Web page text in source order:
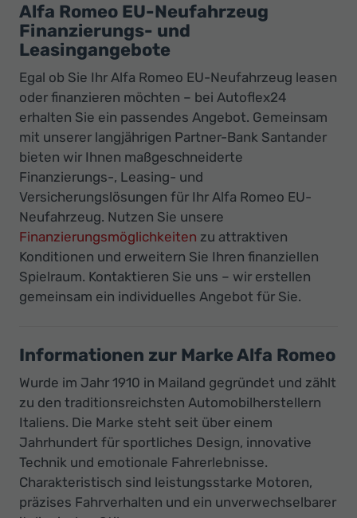
Alfa Romeo EU-Neufahrzeug
Finanzierungs- und
Leasingangebote
Egal ob Sie Ihr Alfa Romeo EU-Neufahrzeug leasen
oder finanzieren möchten – bei Autoflex24
erhalten Sie ein passendes Angebot. Gemeinsam
mit unserer langjährigen Partner-Bank Santander
bieten wir Ihnen maßgeschneiderte
Finanzierungs-, Leasing- und
Versicherungslösungen für Ihr Alfa Romeo EU-
Neufahrzeug. Nutzen Sie unsere
Finanzierungsmöglichkeiten zu attraktiven
Konditionen und erweitern Sie Ihren finanziellen
Spielraum. Kontaktieren Sie uns – wir erstellen
gemeinsam ein individuelles Angebot für Sie.
Informationen zur Marke Alfa Romeo
Wurde im Jahr 1910 in Mailand gegründet und zählt
zu den traditionsreichsten Automobilherstellern
Italiens. Die Marke steht seit über einem
Jahrhundert für sportliches Design, innovative
Technik und emotionale Fahrerlebnisse.
Charakteristisch sind leistungsstarke Motoren,
präzises Fahrverhalten und ein unverwechselbarer